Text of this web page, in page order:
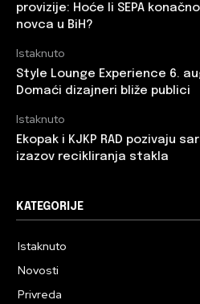
provizije: Hoće li SEPA
novca u BiH?
Istaknuto
Style Lounge Experience 6.
Domaći dizajneri bliže publici
Istaknuto
Ekopak i KJKP RAD pozivaju
izazov recikliranja stakla
KATEGORIJE
Istaknuto
Novosti
Privreda